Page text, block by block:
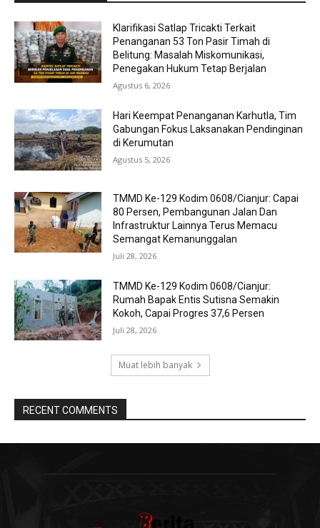
Klarifikasi Satlap Tricakti Terkait
Penanganan 53 Ton Pasir Timah di
Belitung: Masalah Miskomunikasi,
Penegakan Hukum Tetap Berjalan
Agustus 6, 2026
Hari Keempat Penanganan Karhutla, Tim
Gabungan Fokus Laksanakan Pendinginan
di Kerumutan
Agustus 5, 2026
TMMD Ke-129 Kodim 0608/Cianjur: Capai
80 Persen, Pembangunan Jalan Dan
Infrastruktur Lainnya Terus Memacu
Semangat Kemanunggalan
Juli 28, 2026
TMMD Ke-129 Kodim 0608/Cianjur:
Rumah Bapak Entis Sutisna Semakin
Kokoh, Capai Progres 37,6 Persen
Juli 28, 2026
Muat lebih banyak
RECENT COMMENTS